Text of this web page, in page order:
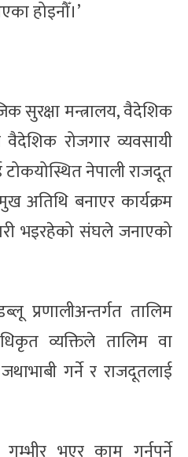
होइनौँ।’
सुरक्षा मन्त्रालय, वैदेशिक
रोजगार व्यवसायी
नेपाली राजदूत
अतिथि बनाएर कार्यक्रम
भइरहेको संघले जनाएको
प्रणालीअन्तर्गत तालिम
व्यक्तिले तालिम वा
गर्ने र राजदूतलाई